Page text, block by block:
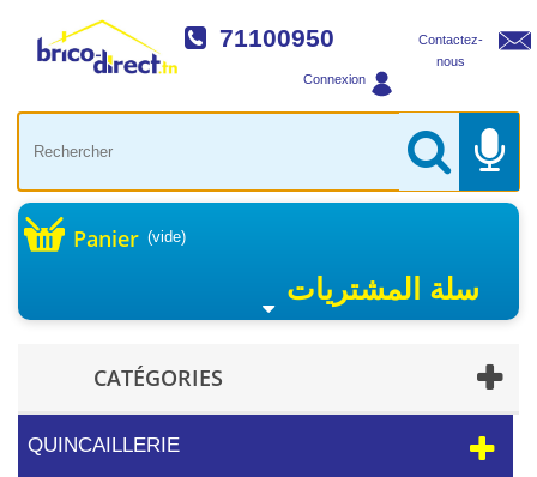
Contactez-
nous
71100950
Connexion
Panier (vide)
سلة المشتريات
CATÉGORIES
QUINCAILLERIE